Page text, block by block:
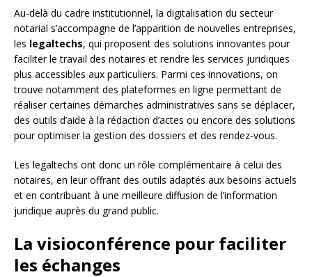
Au-delà du cadre institutionnel, la digitalisation du secteur
notarial s’accompagne de l’apparition de nouvelles entreprises,
les legaltechs, qui proposent des solutions innovantes pour
faciliter le travail des notaires et rendre les services juridiques
plus accessibles aux particuliers. Parmi ces innovations, on
trouve notamment des plateformes en ligne permettant de
réaliser certaines démarches administratives sans se déplacer,
des outils d’aide à la rédaction d’actes ou encore des solutions
pour optimiser la gestion des dossiers et des rendez-vous.
Les legaltechs ont donc un rôle complémentaire à celui des
notaires, en leur offrant des outils adaptés aux besoins actuels
et en contribuant à une meilleure diffusion de l’information
juridique auprès du grand public.
La visioconférence pour faciliter
les échanges